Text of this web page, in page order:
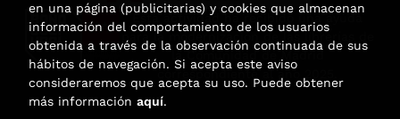
Esta actividad ha recibido una ayuda
para la modernización de las librerías de
la Comunidad de Madrid
correspondiente al año 2025.
en una página (publicitarias) y cookies que almacenan
información del comportamiento de los usuarios
obtenida a través de la observación continuada de sus
hábitos de navegación. Si acepta este aviso
consideraremos que acepta su uso. Puede obtener
más información aquí.